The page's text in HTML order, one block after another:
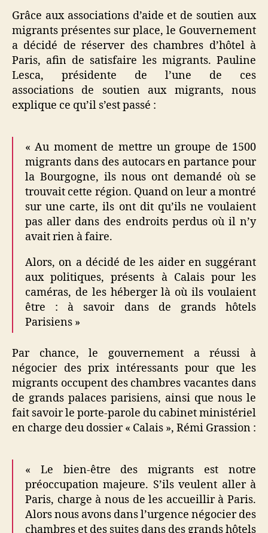
Grâce aux associations d’aide et de soutien aux
migrants présentes sur place, le Gouvernement
a décidé de réserver des chambres d’hôtel à
Paris, afin de satisfaire les migrants. Pauline
Lesca, présidente de l’une de ces
associations de soutien aux migrants, nous
explique ce qu’il s’est passé :
« Au moment de mettre un groupe de 1500
migrants dans des autocars en partance pour
la Bourgogne, ils nous ont demandé où se
trouvait cette région. Quand on leur a montré
sur une carte, ils ont dit qu’ils ne voulaient
pas aller dans des endroits perdus où il n’y
avait rien à faire.
Alors, on a décidé de les aider en suggérant
aux politiques, présents à Calais pour les
caméras, de les héberger là où ils voulaient
être : à savoir dans de grands hôtels
Parisiens »
Par chance, le gouvernement a réussi à
négocier des prix intéressants pour que les
migrants occupent des chambres vacantes dans
de grands palaces parisiens, ainsi que nous le
fait savoir le porte-parole du cabinet ministériel
en charge deu dossier « Calais », Rémi Grassion :
« Le bien-être des migrants est notre
préoccupation majeure. S’ils veulent aller à
Paris, charge à nous de les accueillir à Paris.
Alors nous avons dans l’urgence négocier des
chambres et des suites dans des grands hôtels